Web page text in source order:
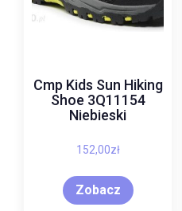
Cmp Kids Sun Hiking
Shoe 3Q11154
Niebieski
152,00zł
Zobacz